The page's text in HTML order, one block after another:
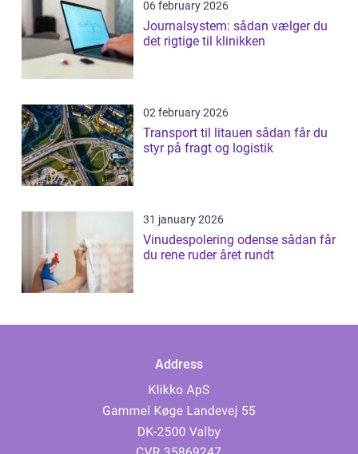
06 february 2026
Journalsystem: sådan vælger du
det rigtige til klinikken
02 february 2026
Transport til litauen sådan får du
styr på fragt og logistik
31 january 2026
Vinudespolering odense sådan får
du rene ruder året rundt
Address